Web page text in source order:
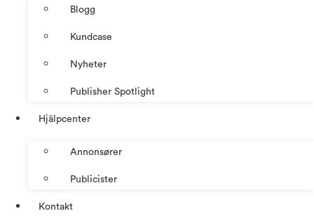
Blogg
Kundcase
Nyheter
Publisher Spotlight
Hjälpcenter
Annonsører
Publicister
Kontakt